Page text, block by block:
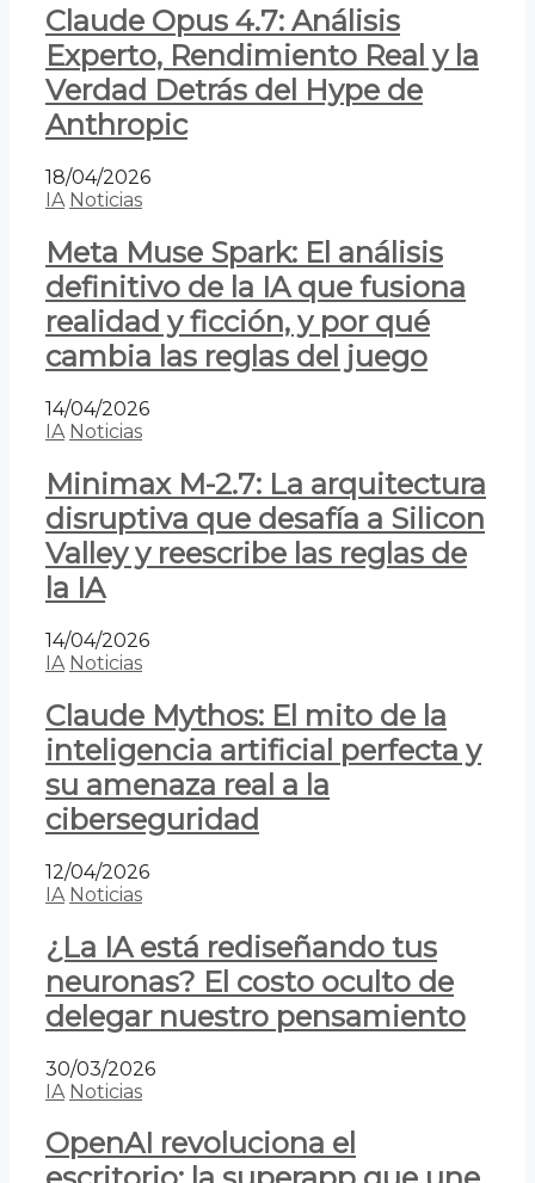
Claude Opus 4.7: Análisis
Experto, Rendimiento Real y la
Verdad Detrás del Hype de
Anthropic
18/04/2026
IA Noticias
Meta Muse Spark: El análisis
definitivo de la IA que fusiona
realidad y ficción, y por qué
cambia las reglas del juego
14/04/2026
IA Noticias
Minimax M-2.7: La arquitectura
disruptiva que desafía a Silicon
Valley y reescribe las reglas de
la IA
14/04/2026
IA Noticias
Claude Mythos: El mito de la
inteligencia artificial perfecta y
su amenaza real a la
ciberseguridad
12/04/2026
IA Noticias
¿La IA está rediseñando tus
neuronas? El costo oculto de
delegar nuestro pensamiento
30/03/2026
IA Noticias
OpenAI revoluciona el